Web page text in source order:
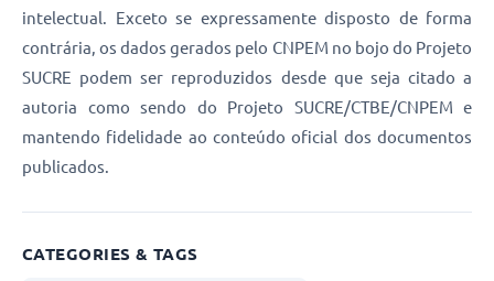
intelectual. Exceto se expressamente disposto de forma
contrária, os dados gerados pelo CNPEM no bojo do Projeto
SUCRE podem ser reproduzidos desde que seja citado a
autoria como sendo do Projeto SUCRE/CTBE/CNPEM e
mantendo fidelidade ao conteúdo oficial dos documentos
publicados.
CATEGORIES & TAGS